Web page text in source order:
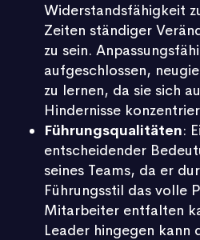
Widerstandsfähigkeit
Zeiten ständiger
zu sein.
aufgeschlossen,
zu lernen, da sie sich
Hindernisse
Führungsqualitäten:
entscheidender
seines Teams, da er
Führungsstil das volle
Mitarbeiter entfalten
Leader hingegen kann